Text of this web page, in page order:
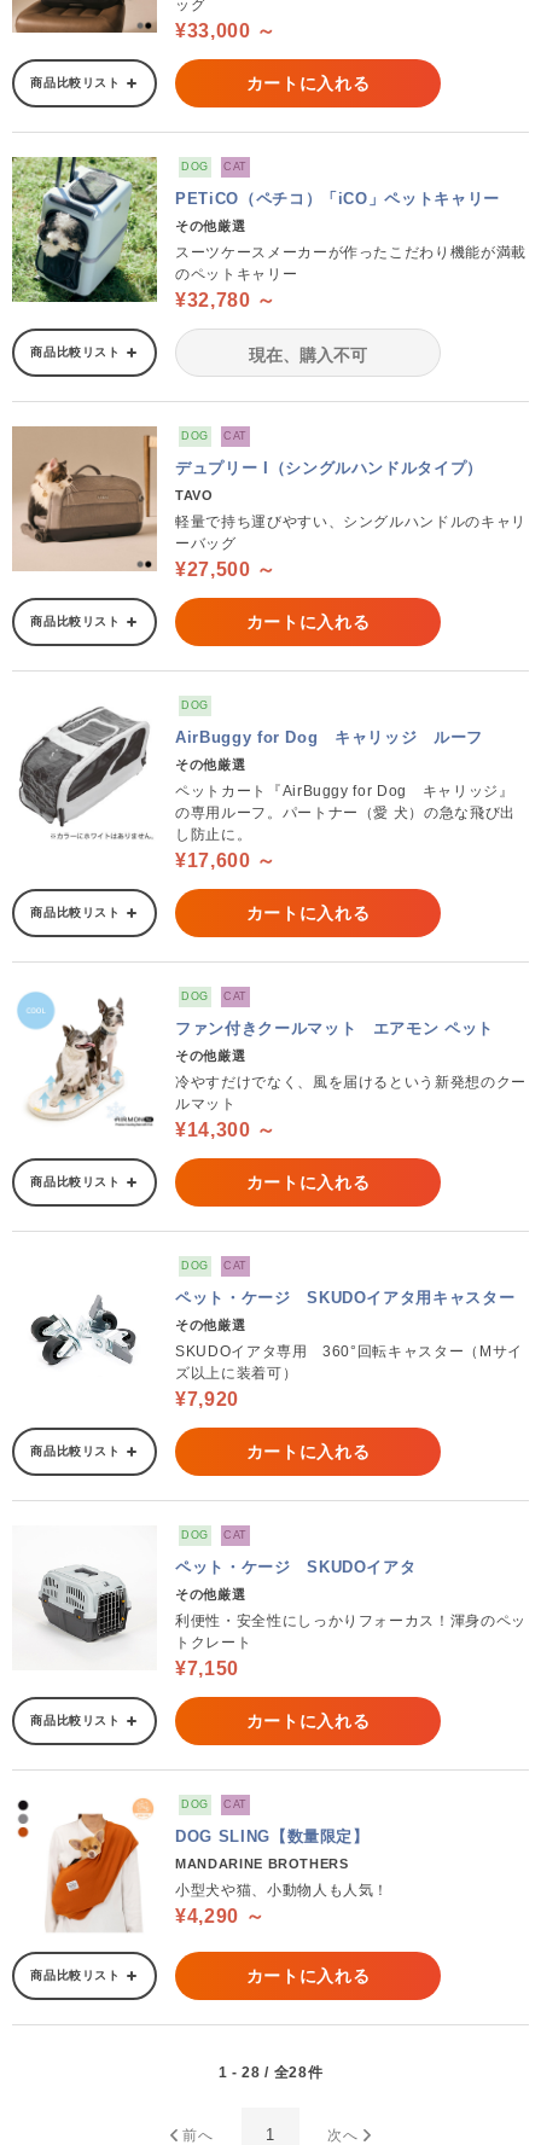
ッグ
¥33,000 ～
商品比較リスト カートに入れる
DOG CAT
PETiCO（ペチコ）「iCO」ペットキャリー
その他厳選
スーツケースメーカーが作ったこだわり機能が満載
のペットキャリー
¥32,780 ～
商品比較リスト 現在、購入不可
DOG CAT
デュプリー I（シングルハンドルタイプ）
TAVO
軽量で持ち運びやすい、シングルハンドルのキャリ
ーバッグ
¥27,500 ～
商品比較リスト カートに入れる
DOG
AirBuggy for Dog キャリッジ ルーフ
その他厳選
ペットカート『AirBuggy for Dog キャリッジ』
の専用ルーフ。パートナー（愛 犬）の急な飛び出
し防止に。
¥17,600 ～
商品比較リスト カートに入れる
DOG CAT
ファン付きクールマット エアモン ペット
その他厳選
冷やすだけでなく、風を届けるという新発想のクー
ルマット
¥14,300 ～
商品比較リスト カートに入れる
DOG CAT
ペット・ケージ SKUDOイアタ用キャスター
その他厳選
SKUDOイアタ専用 360°回転キャスター（Mサイ
ズ以上に装着可）
¥7,920
商品比較リスト カートに入れる
DOG CAT
ペット・ケージ SKUDOイアタ
その他厳選
利便性・安全性にしっかりフォーカス！渾身のペッ
トクレート
¥7,150
商品比較リスト カートに入れる
DOG CAT
DOG SLING【数量限定】
MANDARINE BROTHERS
小型犬や猫、小動物人も人気！
¥4,290 ～
商品比較リスト カートに入れる
1 - 28 / 全28件
前へ 1 次へ